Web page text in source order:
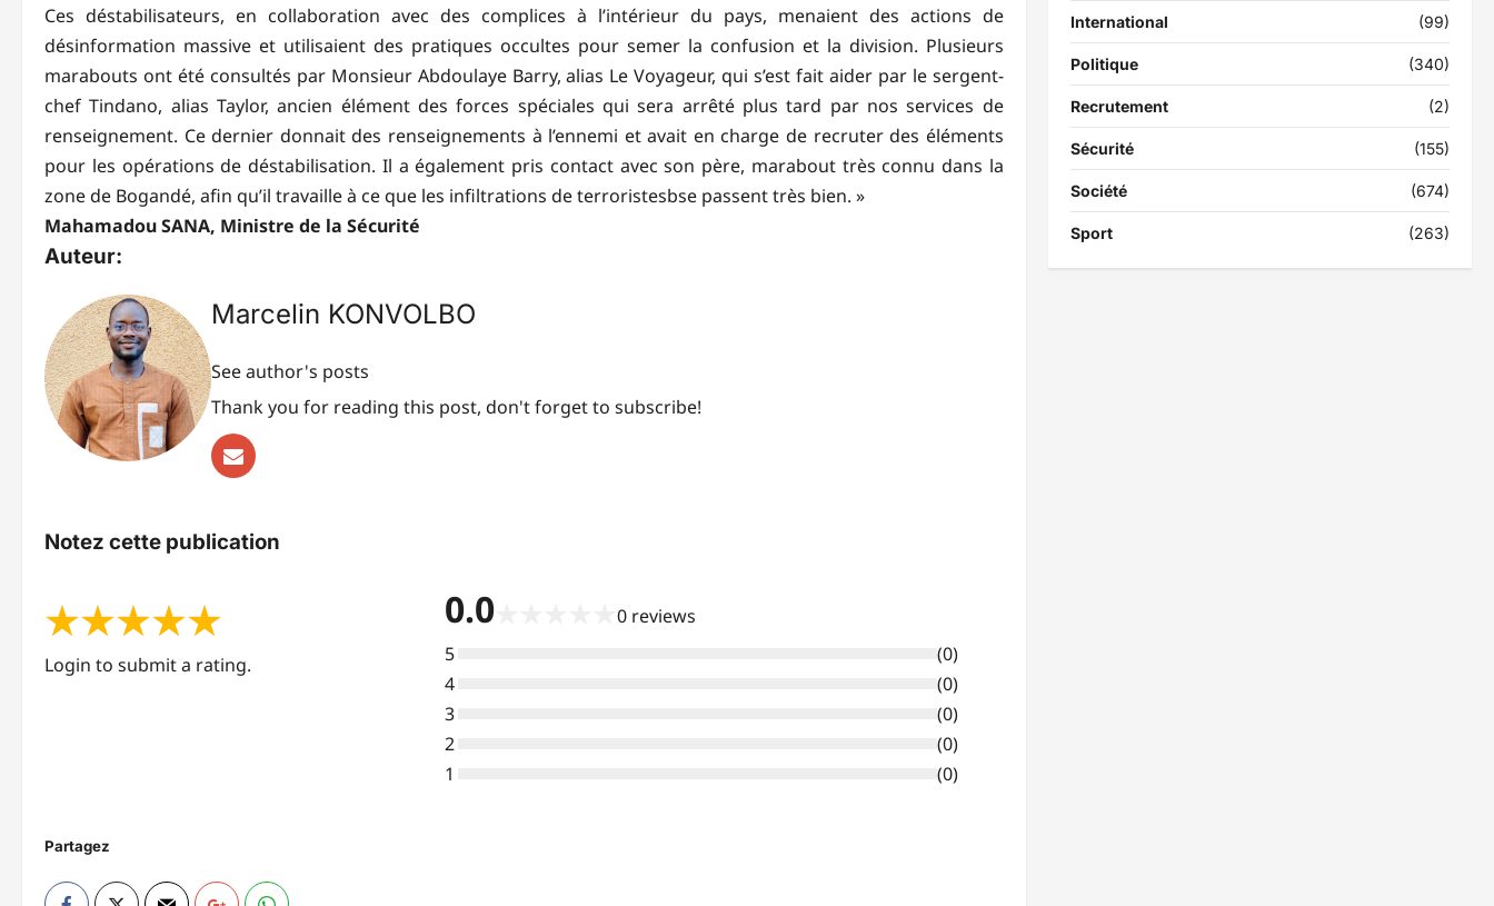
Ces déstabilisateurs, en collaboration avec des complices à l’intérieur du pays, menaient des actions de
désinformation massive et utilisaient des pratiques occultes pour semer la confusion et la division. Plusieurs
marabouts ont été consultés par Monsieur Abdoulaye Barry, alias Le Voyageur, qui s’est fait aider par le sergent-
chef Tindano, alias Taylor, ancien élément des forces spéciales qui sera arrêté plus tard par nos services de
renseignement. Ce dernier donnait des renseignements à l’ennemi et avait en charge de recruter des éléments
pour les opérations de déstabilisation. Il a également pris contact avec son père, marabout très connu dans la
zone de Bogandé, afin qu’il travaille à ce que les infiltrations de terroristesbse passent très bien. »
Mahamadou SANA, Ministre de la Sécurité
Auteur:
Marcelin KONVOLBO
See author's posts
Thank you for reading this post, don't forget to subscribe!
Notez cette publication
★★★★★
Login to submit a rating.
0.0★ 0 reviews
5
(0)
4
(0)
3
(0)
2
(0)
1
(0)
Partagez
International (99)
Politique (340)
Recrutement (2)
Sécurité (155)
Société (674)
Sport (263)